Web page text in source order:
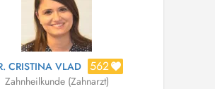
CRISTINA VLAD 562
Zahnheilkunde (Zahnarzt)